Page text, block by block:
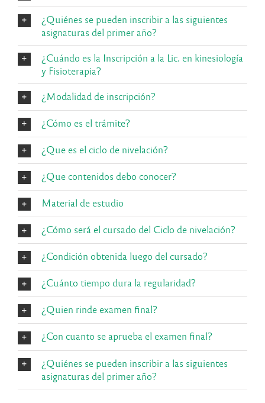
¿Quiénes se pueden inscribir a las siguientes
asignaturas del primer año?
¿Cuándo es la Inscripción a la Lic. en kinesiología
y Fisioterapia?
¿Modalidad de inscripción?
¿Cómo es el trámite?
¿Que es el ciclo de nivelación?
¿Que contenidos debo conocer?
Material de estudio
¿Cómo será el cursado del Ciclo de nivelación?
¿Condición obtenida luego del cursado?
¿Cuánto tiempo dura la regularidad?
¿Quien rinde examen final?
¿Con cuanto se aprueba el examen final?
¿Quiénes se pueden inscribir a las siguientes
asignaturas del primer año?